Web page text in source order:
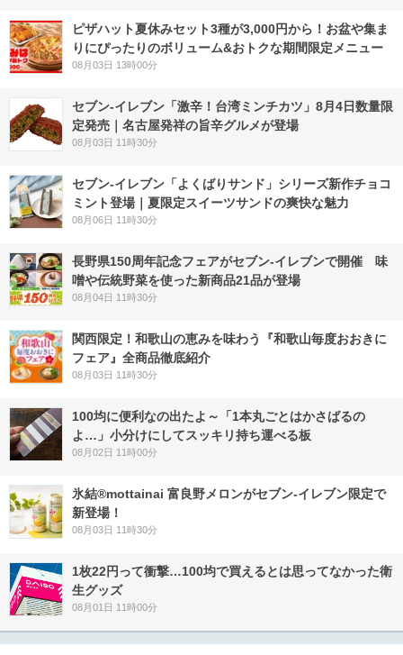
ピザハット夏休みセット3種が3,000円から！お盆や集ま
りにぴったりのボリューム&おトクな期間限定メニュー
08月03日 13時00分
セブン-イレブン「激辛！台湾ミンチカツ」8月4日数量限
定発売｜名古屋発祥の旨辛グルメが登場
08月03日 11時30分
セブン‐イレブン「よくばりサンド」シリーズ新作チョコ
ミント登場｜夏限定スイーツサンドの爽快な魅力
08月06日 11時30分
長野県150周年記念フェアがセブン-イレブンで開催 味
噌や伝統野菜を使った新商品21品が登場
08月04日 11時30分
関西限定！和歌山の恵みを味わう『和歌山毎度おおきに
フェア』全商品徹底紹介
08月03日 11時30分
100均に便利なの出たよ～「1本丸ごとはかさばるの
よ…」小分けにしてスッキリ持ち運べる板
08月02日 11時00分
氷結®mottainai 富良野メロンがセブン‐イレブン限定で
新登場！
08月03日 11時30分
1枚22円って衝撃…100均で買えるとは思ってなかった衛
生グッズ
08月01日 11時00分